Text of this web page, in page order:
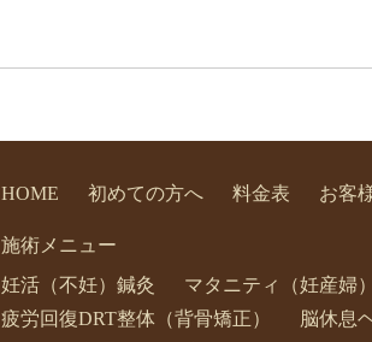
HOME 初めての方へ 料金表 お客
施術メニュー
妊活（不妊）鍼灸
マタニティ（妊産婦
疲労回復DRT整体（背骨矯正）
脳休息